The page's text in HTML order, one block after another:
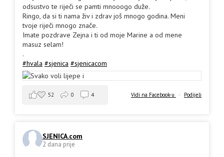
odsustvo te riječi se pamti mnooogo duže.
Ringo, da si ti nama živ i zdrav još mnogo godina. Meni
tvoje riječi mnogo znače.
Imate pozdrave Zejna i ti od moje Marine a od mene
masuz selam!
.
#hvala #sjenica #sjenicacom
Vidi na Facebook-u · Podijeli
52 0 4
SJENICA.com
2 dana prije